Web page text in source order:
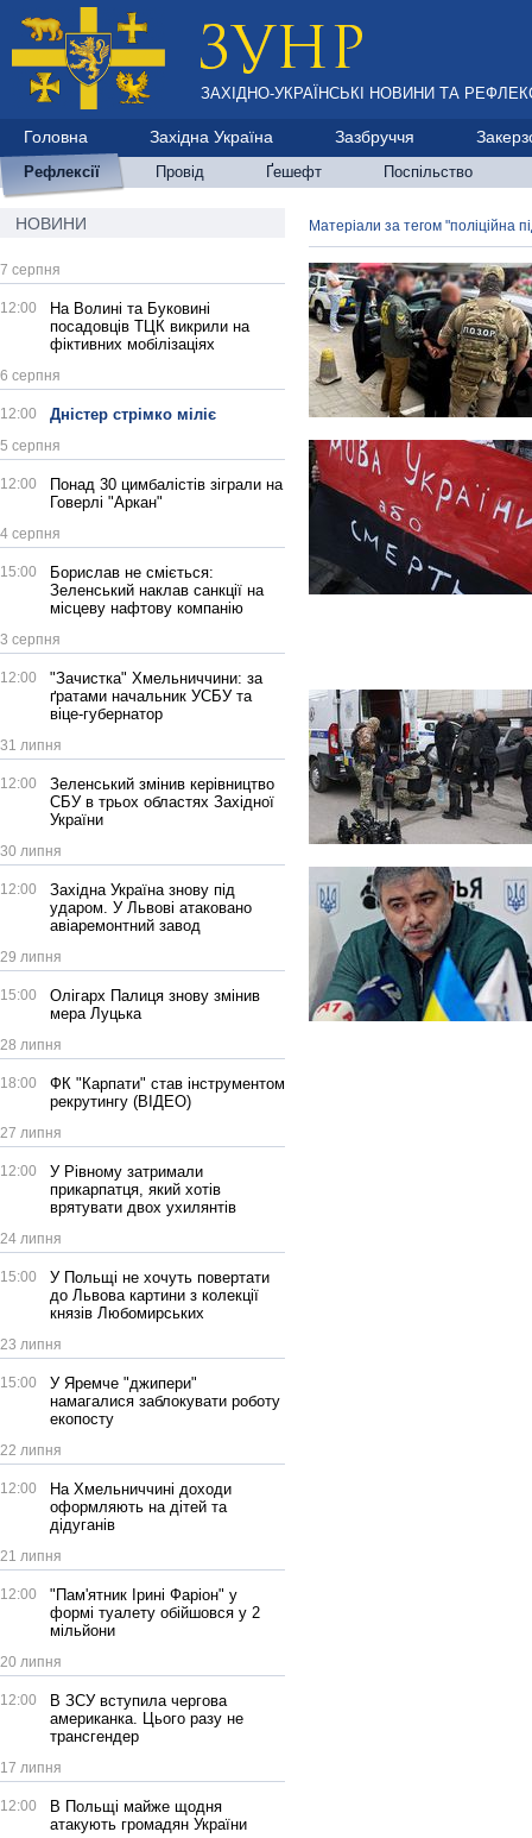
ЗАХІДНО-УКРАЇНСЬКІ НОВИНИ ТА
Головна Західна Україна Зазбруччя
Рефлексії Провід Ґешефт Поспільство
НОВИНИ
7 серпня
12:00
На Волині та Буковині
посадовців ТЦК викрили на
фіктивних мобілізаціях
6 серпня
12:00 Дністер стрімко міліє
5 серпня
12:00
Понад 30 цимбалістів зіграли на
Говерлі "Аркан"
4 серпня
15:00
Борислав не сміється:
Зеленський наклав санкції на
місцеву нафтову компанію
3 серпня
12:00
"Зачистка" Хмельниччини: за
ґратами начальник УСБУ та
віце-губернатор
31 липня
12:00
Зеленський змінив керівництво
СБУ в трьох областях Західної
України
30 липня
12:00
Західна Україна знову під
ударом. У Львові атаковано
авіаремонтний завод
29 липня
15:00
Олігарх Палиця знову змінив
мера Луцька
28 липня
18:00
ФК "Карпати" став інструментом
рекрутингу (ВІДЕО)
27 липня
12:00
У Рівному затримали
прикарпатця, який хотів
врятувати двох ухилянтів
24 липня
15:00
У Польщі не хочуть повертати
до Львова картини з колекції
князів Любомирських
23 липня
15:00
У Яремче "джипери"
намагалися заблокувати роботу
екопосту
22 липня
12:00
На Хмельниччині доходи
оформляють на дітей та
дідуганів
21 липня
12:00
"Пам'ятник Ірині Фаріон" у
формі туалету обійшовся у 2
мільйони
20 липня
12:00
В ЗСУ вступила чергова
американка. Цього разу не
трансгендер
17 липня
12:00
В Польщі майже щодня
атакують громадян України
Матеріали за тегом "поліційна